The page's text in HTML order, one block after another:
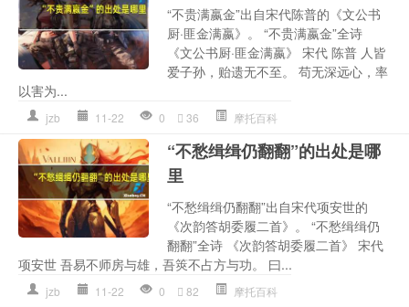
“不贵满嬴金”出自宋代陈普的《文公书
厨·匪金满嬴》。 “不贵满嬴金”全诗
《文公书厨·匪金满嬴》 宋代 陈普 人皆
爱子孙，贻遗无不至。 苟无深远心，率
以害为...
jzb 11-22 0 36 摩托百科
“不愁缉缉仍翻翻”的出处是哪
里
“不愁缉缉仍翻翻”出自宋代项安世的
《次韵答胡委履二首》。 “不愁缉缉仍
翻翻”全诗 《次韵答胡委履二首》 宋代
项安世 吾易不师房与雄，吾筴不占方与功。 曰...
jzb 11-22 0 82 摩托百科